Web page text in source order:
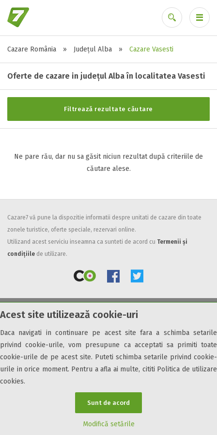
Acest site utilizează cookie-uri
Daca navigati in continuare pe acest site fara a schimba setarile
privind cookie-urile, vom presupune ca acceptati sa primiti toate
cookie-urile de pe acest site. Puteti schimba setarile privind cookie-
urile in orice moment. Pentru a afla ai multe, cititi Politica de utilizare
cookies.
Sunt de acord
Modifică setările
Cazare România » Județul Alba » Cazare Vasesti
Oferte de cazare in județul Alba în localitatea Vasesti
Filtrează rezultate căutare
Stele / margarete
Neclasificat
2 stele / margarete
3 stele / margarete
Facilități
Internet wireless
All inclusive
Pensiune completa
Demipensiune
Mic dejun
Accepta animale
Accepta voucher vacanta
Acces persoane cu dizabilități
Ne pare rău, dar nu sa găsit niciun rezultat după criteriile de
căutare alese.
Cazare7 vă pune la dispozitie informatii despre unitati de cazare din toate
zonele turistice, oferte speciale, rezervari online.
Utilizand acest serviciu inseamna ca sunteti de acord cu Termenii și
condițiile de utilizare.
© 2026 Cazare7. Toate drepturile rezervate.
Obiective turistice Informații utile Parteneri Cazare7 Harta Cazare7